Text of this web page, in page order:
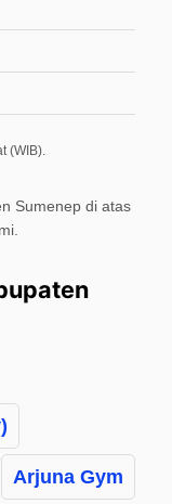
(WIB).
Sumenep di atas
Arjuna Gym